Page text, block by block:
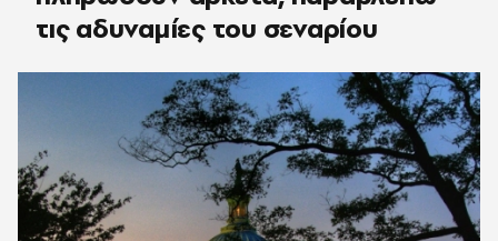
τις αδυναμίες του σεναρίου